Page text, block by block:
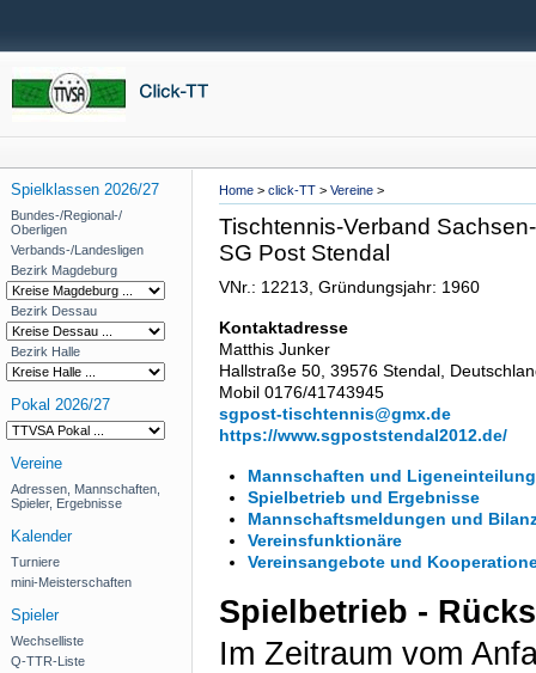
Home > click-TT > Vereine >
Spielklassen 2026/27
Bundes-/Regional-/
Oberligen
Verbands-/Landesligen
Bezirk Magdeburg
Bezirk Dessau
Bezirk Halle
Pokal 2026/27
Vereine
Adressen, Mannschaften,
Spieler, Ergebnisse
Kalender
Turniere
mini-Meisterschaften
Spieler
Wechselliste
Q-TTR-Liste
Tischtennis-Verband
SG Post Stendal
VNr.: 12213, Gründungsjahr: 1960
Kontaktadresse
Matthis Junker
Hallstraße 50, 39576 Stendal,
Mobil 0176/41743945
sgpost-tischtennis@gmx.de
https://www.sgpoststendal2012.de/
Mannschaften und Ligeneinteilung
Spielbetrieb und Ergebnisse
Mannschaftsmeldungen und
Vereinsfunktionäre
Vereinsangebote und
Spielbetrieb -
Im Zeitraum vom